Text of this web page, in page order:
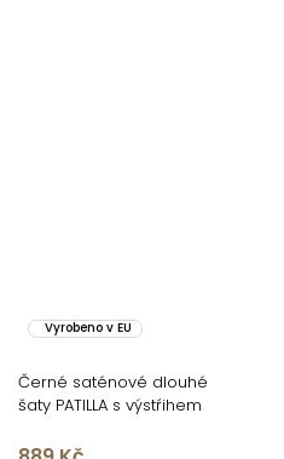
Vyrobeno v EU
Černé saténové dlouhé
šaty PATILLA s výstŕihem